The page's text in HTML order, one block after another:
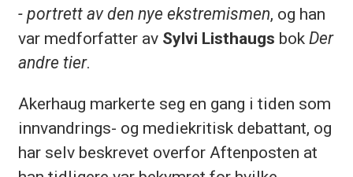
- portrett av den nye ekstremismen, og han
var medforfatter av Sylvi Listhaugs bok Der
andre tier.
Akerhaug markerte seg en gang i tiden som
innvandrings- og mediekritisk debattant, og
har selv beskrevet overfor Aftenposten at